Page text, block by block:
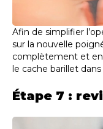
Afin de simplifier
sur la nouvelle
complètement et
le cache barillet dans
Étape 7 :